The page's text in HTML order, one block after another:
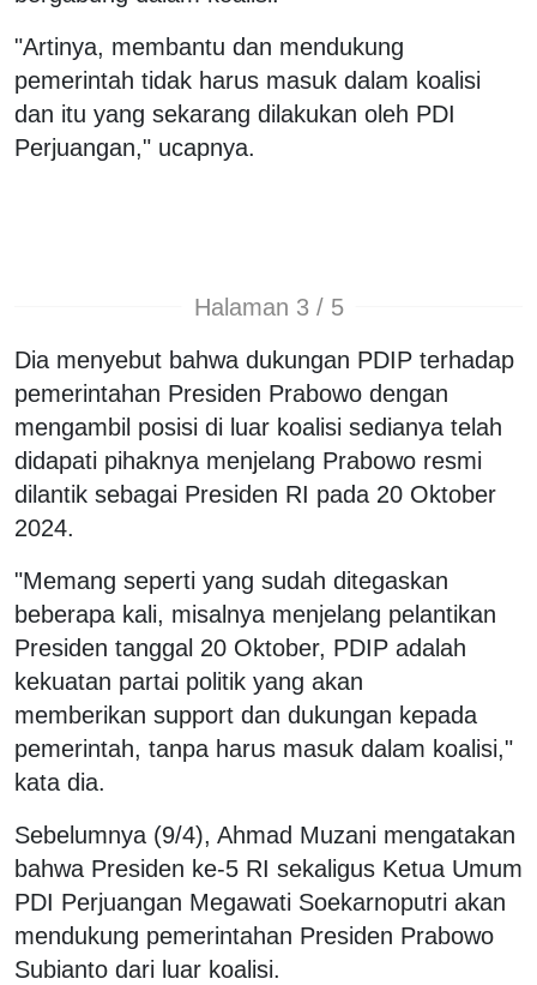
"Artinya, membantu dan mendukung
pemerintah tidak harus masuk dalam koalisi
dan itu yang sekarang dilakukan oleh PDI
Perjuangan," ucapnya.
Halaman 3 / 5
Dia menyebut bahwa dukungan PDIP terhadap
pemerintahan Presiden Prabowo dengan
mengambil posisi di luar koalisi sedianya telah
didapati pihaknya menjelang Prabowo resmi
dilantik sebagai Presiden RI pada 20 Oktober
2024.
"Memang seperti yang sudah ditegaskan
beberapa kali, misalnya menjelang pelantikan
Presiden tanggal 20 Oktober, PDIP adalah
kekuatan partai politik yang akan
memberikan support dan dukungan kepada
pemerintah, tanpa harus masuk dalam koalisi,"
kata dia.
Sebelumnya (9/4), Ahmad Muzani mengatakan
bahwa Presiden ke-5 RI sekaligus Ketua Umum
PDI Perjuangan Megawati Soekarnoputri akan
mendukung pemerintahan Presiden Prabowo
Subianto dari luar koalisi.